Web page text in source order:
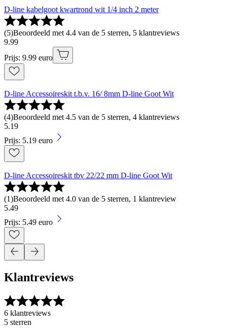
D-line kabelgoot kwartrond wit 1/4 inch 2 meter
(5)Beoordeeld met 4.4 van de 5 sterren, 5 klantreviews
9.99
Prijs: 9.99 euro
D-line Accessoireskit t.b.v. 16/ 8mm D-line Goot Wit
(4)Beoordeeld met 4.5 van de 5 sterren, 4 klantreviews
5.19
Prijs: 5.19 euro
D-line Accessoireskit tbv 22/22 mm D-line Goot Wit
(1)Beoordeeld met 4.0 van de 5 sterren, 1 klantreview
5.49
Prijs: 5.49 euro
Klantreviews
6 klantreviews
5 sterren